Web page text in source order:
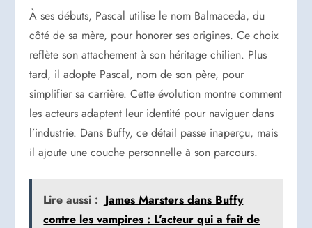
À ses débuts, Pascal utilise le nom Balmaceda, du
côté de sa mère, pour honorer ses origines. Ce choix
reflète son attachement à son héritage chilien. Plus
tard, il adopte Pascal, nom de son père, pour
simplifier sa carrière. Cette évolution montre comment
les acteurs adaptent leur identité pour naviguer dans
l’industrie. Dans Buffy, ce détail passe inaperçu, mais
il ajoute une couche personnelle à son parcours.
Lire aussi : James Marsters dans Buffy
contre les vampires : L’acteur qui a fait de